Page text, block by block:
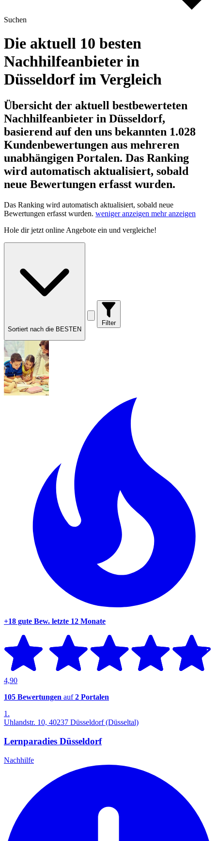
Suchen
Die aktuell 10 besten
Nachhilfeanbieter in
Düsseldorf im Vergleich
Übersicht der aktuell bestbewerteten
Nachhilfeanbieter in Düsseldorf,
basierend auf den uns bekannten 1.028
Kundenbewertungen aus mehreren
unabhängigen Portalen. Das Ranking
wird automatisch aktualisiert, sobald
neue Bewertungen erfasst wurden.
Das Ranking wird automatisch aktualisiert, sobald neue
Bewertungen erfasst wurden. weniger anzeigen mehr anzeigen
Hole dirjetzt online Angebote ein und vergleiche!
Sortiert nach die BESTEN
Filter
+18 gute Bew. letzte 12 Monate
4,90
105 Bewertungen auf2 Portalen
1.
Uhlandstr. 10, 40237 Düsseldorf (Düsseltal)
Lernparadies Düsseldorf
Nachhilfe